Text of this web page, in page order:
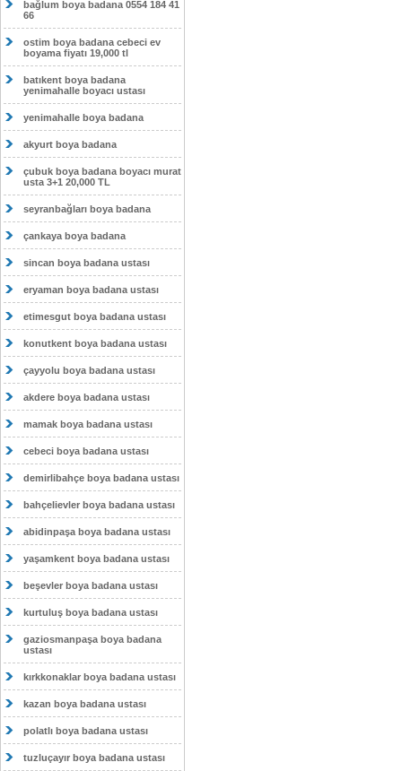
bağlum boya badana 0554 184 41
66
ostim boya badana cebeci ev
boyama fiyatı 19,000 tl
batıkent boya badana
yenimahalle boyacı ustası
yenimahalle boya badana
akyurt boya badana
çubuk boya badana boyacı murat
usta 3+1 20,000 TL
seyranbağları boya badana
çankaya boya badana
sincan boya badana ustası
eryaman boya badana ustası
etimesgut boya badana ustası
konutkent boya badana ustası
çayyolu boya badana ustası
akdere boya badana ustası
mamak boya badana ustası
cebeci boya badana ustası
demirlibahçe boya badana ustası
bahçelievler boya badana ustası
abidinpaşa boya badana ustası
yaşamkent boya badana ustası
beşevler boya badana ustası
kurtuluş boya badana ustası
gaziosmanpaşa boya badana
ustası
kırkkonaklar boya badana ustası
kazan boya badana ustası
polatlı boya badana ustası
tuzluçayır boya badana ustası